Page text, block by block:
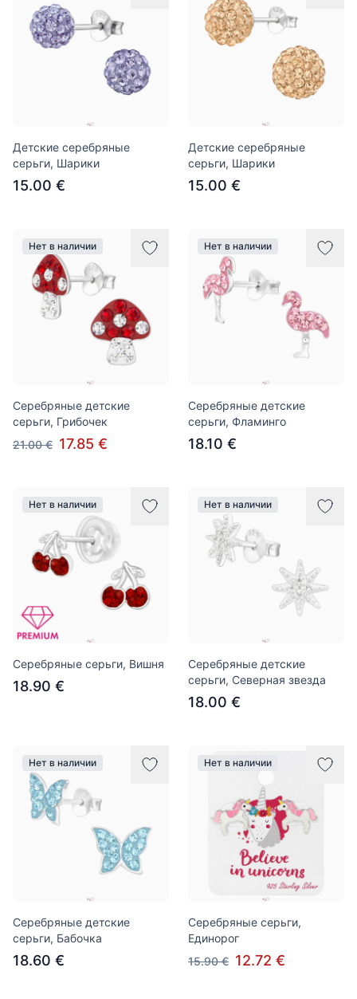
Детские серебряные
серьги, Шарики
15.00 €
Детские серебряные
серьги, Шарики
15.00 €
Нет в наличии
Серебряные детские
серьги, Грибочек
21.00 € 17.85 €
Нет в наличии
Серебряные детские
серьги, Фламинго
18.10 €
Нет в наличии
Серебряные серьги, Вишня
18.90 €
Нет в наличии
Серебряные детские
серьги, Северная звезда
18.00 €
Нет в наличии
Серебряные детские
серьги, Бабочка
18.60 €
Нет в наличии
Серебряные серьги,
Единорог
15.90 € 12.72 €